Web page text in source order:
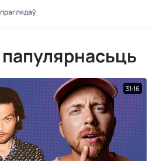
31:16